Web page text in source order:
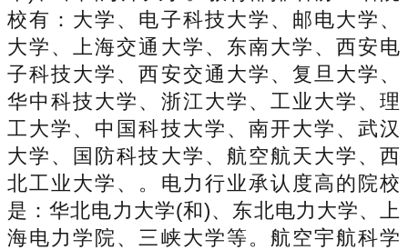
校有：大学、电子科技大学、邮电大学、
大学、上海交通大学、东南大学、西安电
子科技大学、西安交通大学、复旦大学、
华中科技大学、浙江大学、工业大学、理
工大学、中国科技大学、南开大学、武汉
大学、国防科技大学、航空航天大学、西
北工业大学、。电力行业承认度高的院校
是：华北电力大学(和)、东北电力大学、上
海电力学院、三峡大学等。航空宇航科学